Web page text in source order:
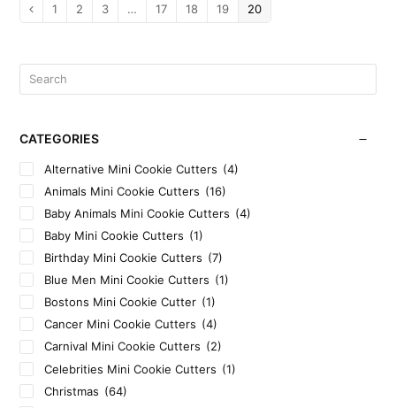
1 2 3 … 17 18 19 20
CATEGORIES
Alternative Mini Cookie Cutters (4)
Animals Mini Cookie Cutters (16)
Baby Animals Mini Cookie Cutters (4)
Baby Mini Cookie Cutters (1)
Birthday Mini Cookie Cutters (7)
Blue Men Mini Cookie Cutters (1)
Bostons Mini Cookie Cutter (1)
Cancer Mini Cookie Cutters (4)
Carnival Mini Cookie Cutters (2)
Celebrities Mini Cookie Cutters (1)
Christmas (64)